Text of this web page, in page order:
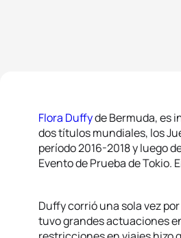
Flora Duffyde Bermuda, es
dos títulos mundiales, los
período 2016-2018 y luego
Evento de Prueba de Tokio.
Duffy corrió una sola vez
tuvo grandes actuaciones